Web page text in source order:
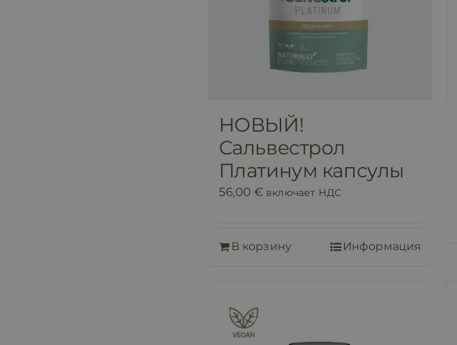
НОВЫЙ!
Сальвестрол
Платинум капсулы
56,00 € включает НДС
В корзину Информация